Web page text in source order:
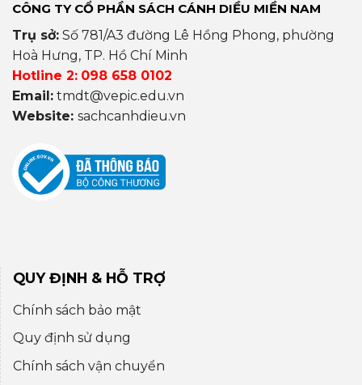
CÔNG TY CỔ PHẦN SÁCH CÁNH DIỀU MIỀN NAM
Trụ sở: Số 781/A3 đường Lê Hồng Phong, phường
Hoà Hưng, TP. Hồ Chí Minh
Hotline 2: 098 658 0102
Email: tmdt@vepic.edu.vn
Website: sachcanhdieu.vn
QUY ĐỊNH & HỖ TRỢ
Chính sách bảo mật
Quy định sử dụng
Chính sách vận chuyển